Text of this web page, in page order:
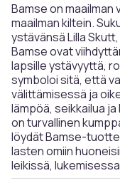
Bamse on maailman
maailman kiltein.
ystävänsä Lilla
Bamse ovat
lapsille ystävyyttä,
symboloi sitä, että
välittämisessä ja
lämpöä, seikkailua
on turvallinen
löydät Bamse-
lasten omiin
leikissä,